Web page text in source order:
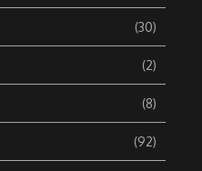
(30)
(2)
(8)
(92)